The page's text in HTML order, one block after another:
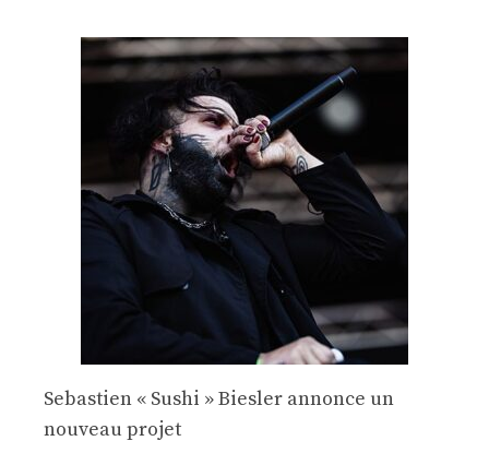
Sebastien « Sushi » Biesler annonce un
nouveau projet